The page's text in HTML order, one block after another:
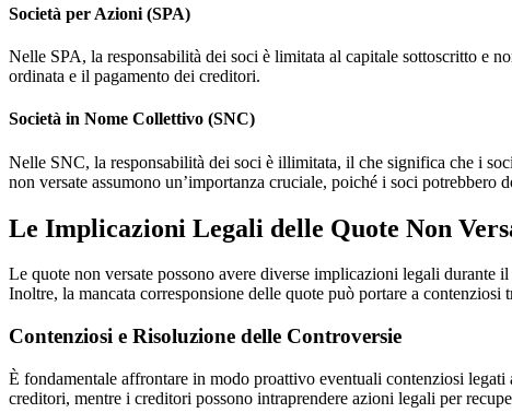
Società per Azioni (SPA)
Nelle SPA, la responsabilità dei soci è limitata al capitale sottoscritto e
ordinata e il pagamento dei creditori.
Società in Nome Collettivo (SNC)
Nelle SNC, la responsabilità dei soci è illimitata, il che significa che i
non versate assumono un’importanza cruciale, poiché i soci
Le Implicazioni Legali delle Quote Non
Le quote non versate possono avere diverse implicazioni legali
Inoltre, la mancata corresponsione delle quote può portare a
Contenziosi e Risoluzione delle Controversie
È fondamentale affrontare in modo proattivo eventuali contenziosi
creditori, mentre i creditori possono intraprendere azioni legali per